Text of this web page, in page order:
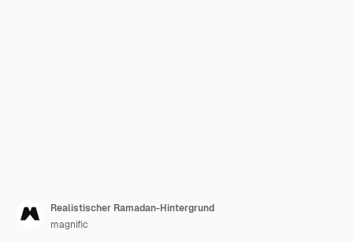
Realistischer Ramadan-Hintergrund
magnific